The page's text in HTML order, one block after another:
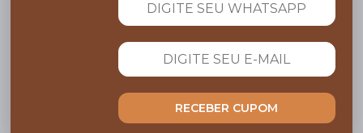
PARCELE NO CARTÃO
Em até 10x sem juros
Código identificador (SKU):
RECEBER CUPOM